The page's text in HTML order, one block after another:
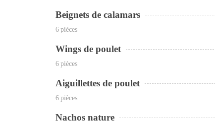
Beignets de calamars
6 pièces
Wings de poulet
6 pièces
Aiguillettes de poulet
6 pièces
Nachos nature